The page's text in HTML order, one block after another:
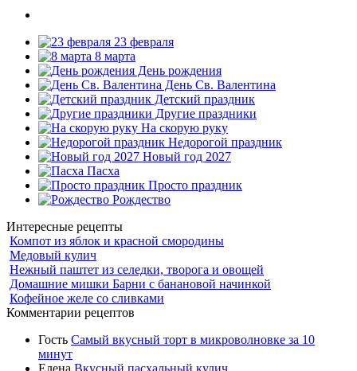
23 февраля
8 марта
День рождения
День Св. Валентина
Детский праздник
Другие праздники
На скорую руку
Недорогой праздник
Новый год 2027
Пасха
Просто праздник
Рождество
Интересные рецепты
Компот из яблок и красной смородины
Медовый кулич
Нежный паштет из селедки, творога и овощей
Домашние мишки Барни с банановой начинкой
Кофейное желе со сливками
Комментарии рецептов
Гость Самый вкусный торт в микроволновке за 10
минут
Елена Вкусный пасхальный кулич